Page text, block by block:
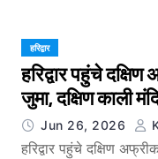
हरिद्वार
हरिद्वार पहुंचे
जुमा, दक्षिण काली
Jun 26, 2026
हरिद्वार पहुंचे दक्षिण